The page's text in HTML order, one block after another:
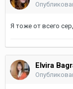
Я тоже от всего
Elvira